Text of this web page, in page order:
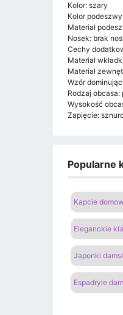
Kolor: szary
Kolor
Materiał
Nosek: brak
Cechy
Materiał
Materiał
Wzór
Rodzaj obcasa:
Wysokość
Zapięcie:
Popularne
Kapcie
Eleganckie
Japonki
Espadryle